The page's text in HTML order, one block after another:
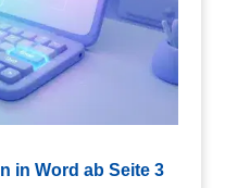
in Word ab Seite 3